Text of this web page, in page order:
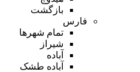
بازگشت
فارس
تمام شهر‌ها
شیراز
آباده
آباده طشک